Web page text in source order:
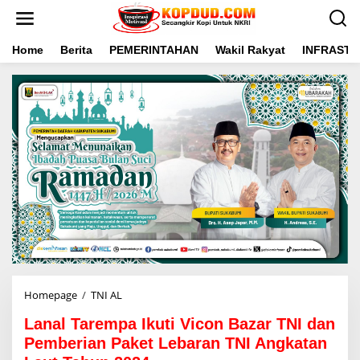
t
Home Berita PEMERINTAHAN Wakil Rakyat
Homepage / TNI AL
n
a
l
Lanal Tarempa Ikuti Vicon Bazar TNI dan
Pemberian Paket Lebaran TNI Angkatan